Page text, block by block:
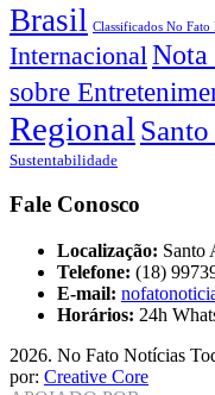
Brasil Classificados No Fato
Internacional Nota
sobre
Regional
Sustentabilidade
Fale Conosco
Localização: Santo
Telefone: (18)
E-mail:
Horários: 24h
2026. No Fato Notícias
por: Creative Core